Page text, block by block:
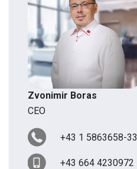
Zvonimir Boras
CEO
+43 1 5863658-33
+43 664 4230972